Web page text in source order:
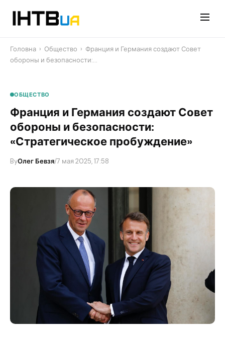
Головна › Общество › ​Франция и Германия создают Совет
обороны и безопасности:…
ОБЩЕСТВО
​Франция и Германия создают Совет
обороны и безопасности:
«Стратегическое пробуждение»
ByОлег Бевзя/7 мая 2025, 17:58